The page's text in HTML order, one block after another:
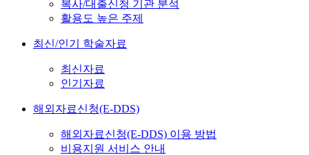
복사/대출신청 기관 분석
활용도 높은 주제
최신/인기 학술자료
최신자료
인기자료
해외자료신청(E-DDS)
해외자료신청(E-DDS) 이용 방법
비용지원 서비스 안내